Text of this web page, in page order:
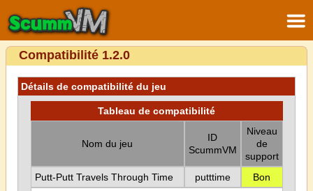
Compatibilité 1.2.0
Détails de compatibilité du jeu
Tableau de compatibilité
Nom du jeu
ID
ScummVM
Niveau
de
support
Putt-Putt Travels Through Time
putttime Bon